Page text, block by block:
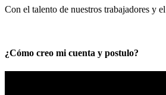
Con el talento de nuestros trabajadores y
¿Cómo creo mi cuenta y postulo?